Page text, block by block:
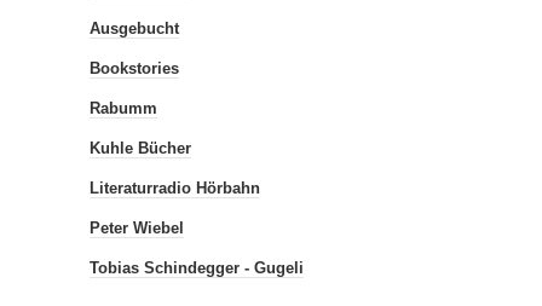
Ausgebucht
Bookstories
Rabumm
Kuhle Bücher
Literaturradio Hörbahn
Peter Wiebel
Tobias Schindegger - Gugeli